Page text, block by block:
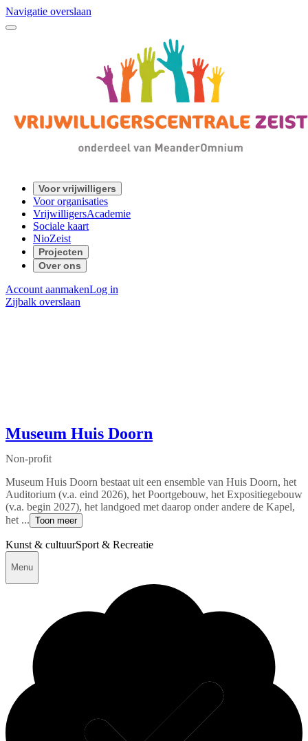
Navigatie overslaan
Voor vrijwilligers
Voor organisaties
VrijwilligersAcademie
Sociale kaart
NioZeist
Projecten
Over ons
Account aanmakenLog in
Zijbalk overslaan
Museum Huis Doorn
Non-profit
Museum Huis Doorn bestaat uit een ensemble van Huis Doorn, het
Auditorium (v.a. eind 2026), het Poortgebouw, het Expositiegebouw
(v.a. begin 2027), het landgoed met daarop onder andere de Kapel,
het ... Toon meer
Kunst & cultuurSport & Recreatie
Menu